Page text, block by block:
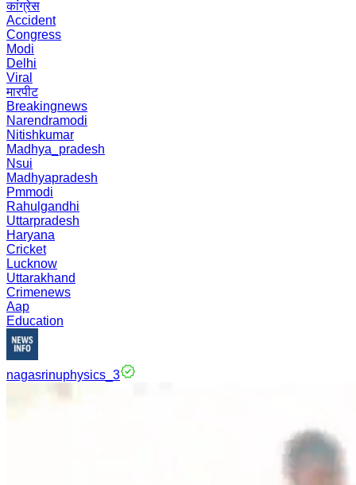
कांग्रेस
Accident
Congress
Modi
Delhi
Viral
मारपीट
Breakingnews
Narendramodi
Nitishkumar
Madhya_pradesh
Nsui
Madhyapradesh
Pmmodi
Rahulgandhi
Uttarpradesh
Haryana
Cricket
Lucknow
Uttarakhand
Crimenews
Aap
Education
nagasrinuphysics_3